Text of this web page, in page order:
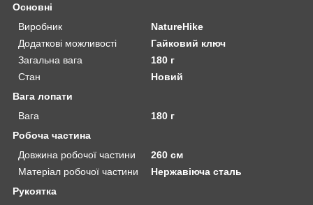
Основні
Виробник
NatureHike
Додаткові можливості
Гайковий ключ
Загальна вага
180 г
Стан
Новий
Вага лопати
Вага
180 г
Робоча частина
Довжина робочої частини
260 см
Матеріал робочої частини
Нержавіюча сталь
Рукоятка